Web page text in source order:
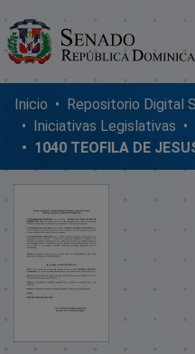
Comunidades
Glosario
Nosotros
Inicio
Iniciativas Legislativas